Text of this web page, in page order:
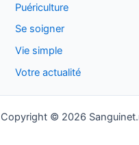
Puériculture
Se soigner
Vie simple
Votre actualité
Copyright © 2026